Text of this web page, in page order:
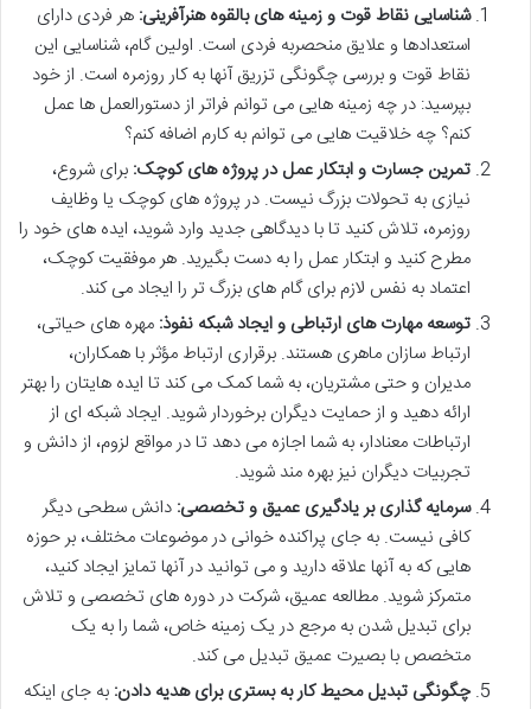
شناسایی نقاط قوت و زمینه های بالقوه هنرآفرینی: هر فردی دارای
استعدادها و علایق منحصربه فردی است. اولین گام، شناسایی این
نقاط قوت و بررسی چگونگی تزریق آنها به کار روزمره است. از خود
بپرسید: در چه زمینه هایی می توانم فراتر از دستورالعمل ها عمل
کنم؟ چه خلاقیت هایی می توانم به کارم اضافه کنم؟
تمرین جسارت و ابتکار عمل در پروژه های کوچک: برای شروع،
نیازی به تحولات بزرگ نیست. در پروژه های کوچک یا وظایف
روزمره، تلاش کنید تا با دیدگاهی جدید وارد شوید، ایده های خود را
مطرح کنید و ابتکار عمل را به دست بگیرید. هر موفقیت کوچک،
اعتماد به نفس لازم برای گام های بزرگ تر را ایجاد می کند.
توسعه مهارت های ارتباطی و ایجاد شبکه نفوذ: مهره های حیاتی،
ارتباط سازان ماهری هستند. برقراری ارتباط مؤثر با همکاران،
مدیران و حتی مشتریان، به شما کمک می کند تا ایده هایتان را بهتر
ارائه دهید و از حمایت دیگران برخوردار شوید. ایجاد شبکه ای از
ارتباطات معنادار، به شما اجازه می دهد تا در مواقع لزوم، از دانش و
تجربیات دیگران نیز بهره مند شوید.
سرمایه گذاری بر یادگیری عمیق و تخصصی: دانش سطحی دیگر
کافی نیست. به جای پراکنده خوانی در موضوعات مختلف، بر حوزه
هایی که به آنها علاقه دارید و می توانید در آنها تمایز ایجاد کنید،
متمرکز شوید. مطالعه عمیق، شرکت در دوره های تخصصی و تلاش
برای تبدیل شدن به مرجع در یک زمینه خاص، شما را به یک
متخصص با بصیرت عمیق تبدیل می کند.
چگونگی تبدیل محیط کار به بستری برای هدیه دادن: به جای اینکه